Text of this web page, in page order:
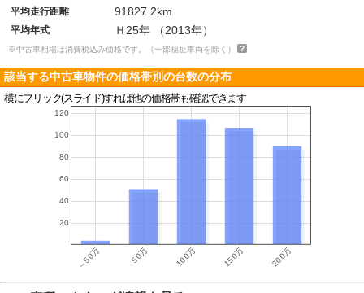
平均走行距離 91827.2km
平均年式 Ｈ25年 （2013年）
※中古車相場は消費税込み価格です。（一部福祉車両を除く）
該当する中古車物件の価格帯別の台数の分布
横にフリック(スライド)すれば他の価格帯も確認できます